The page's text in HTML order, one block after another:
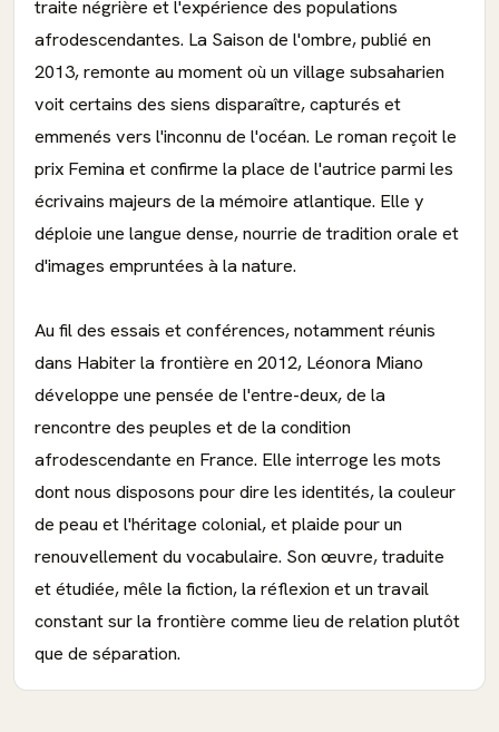
traite négrière et l'expérience des populations
afrodescendantes. La Saison de l'ombre, publié en
2013, remonte au moment où un village subsaharien
voit certains des siens disparaître, capturés et
emmenés vers l'inconnu de l'océan. Le roman reçoit le
prix Femina et confirme la place de l'autrice parmi les
écrivains majeurs de la mémoire atlantique. Elle y
déploie une langue dense, nourrie de tradition orale et
d'images empruntées à la nature.
Au fil des essais et conférences, notamment réunis
dans Habiter la frontière en 2012, Léonora Miano
développe une pensée de l'entre-deux, de la
rencontre des peuples et de la condition
afrodescendante en France. Elle interroge les mots
dont nous disposons pour dire les identités, la couleur
de peau et l'héritage colonial, et plaide pour un
renouvellement du vocabulaire. Son œuvre, traduite
et étudiée, mêle la fiction, la réflexion et un travail
constant sur la frontière comme lieu de relation plutôt
que de séparation.